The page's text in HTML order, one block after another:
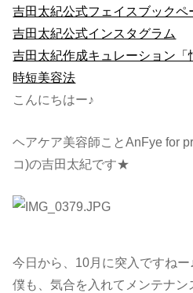
吉田太紀公式フェイスブックペ
吉田太紀公式インスタグラム
吉田太紀作成キュレーション
時短美容法
こんにちはー♪
ヘアケア美容師ことAnFye for
コ)の吉田太紀です★
今日から、10月に突入ですねー
僕も、気合を入れてメンテナ